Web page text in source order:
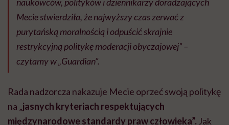
Mecie stwierdziła, że najwyższy czas zerwać z
purytańską moralnością i odpuścić skrajnie
restrykcyjną politykę moderacji obyczajowej” –
czytamy w „Guardian”.
Rada nadzorcza nakazuje Mecie oprzeć swoją politykę
na „jasnych kryteriach respektujących
międzynarodowe standardy praw człowieka”. Jak